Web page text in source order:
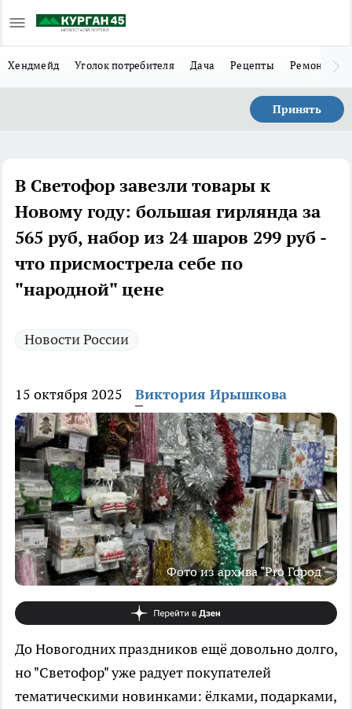
Хендмейд Уголок потребителя Дача Рецепты Ремонт
Принять
В Светофор завезли товары к
Новому году: большая гирлянда за
565 руб, набор из 24 шаров 299 руб -
что присмострела себе по
"народной" цене
Новости России
15 октября 2025 Виктория Ирышкова
Фото из архива "Pro Город"
До Новогодних праздников ещё довольно долго,
но "Светофор" уже радует покупателей
тематическими новинками: ёлками, подарками,